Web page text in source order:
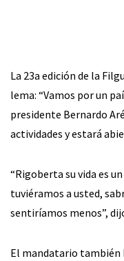
La 23a edición de la
lema: “Vamos por un
presidente Bernardo
actividades y estará
“Rigoberta su vida es
tuviéramos a usted,
sentiríamos menos”,
El mandatario también